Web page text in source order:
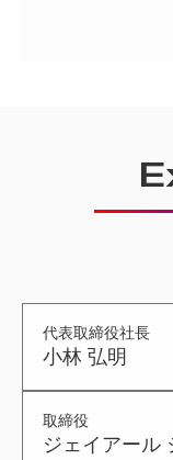
代表取締役社長
小林 弘明
取締役